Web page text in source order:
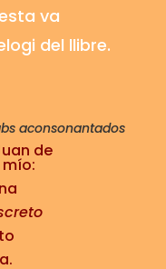
va
del llibre.
aconsonantados
de